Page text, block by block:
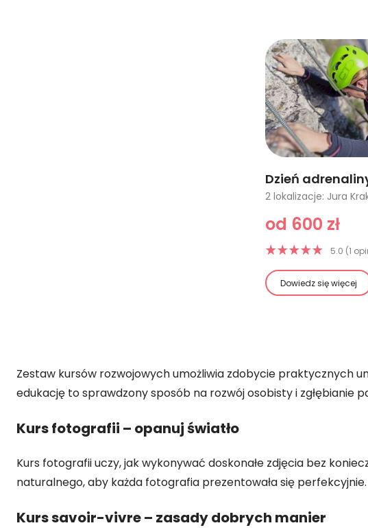
Dzień
od 600 zł
5.0 (1
Dowiedz się więcej
Zestaw kursów rozwojowych umożliwia zdobycie praktycznych
edukację to sprawdzony sposób na rozwój osobisty i zgłębianie
Kurs fotografii – opanuj światło
Kurs fotografii uczy, jak wykonywać doskonałe zdjęcia bez
naturalnego, aby każda fotografia prezentowała się perfekcyjnie.
Kurs savoir-vivre – zasady dobrych manier